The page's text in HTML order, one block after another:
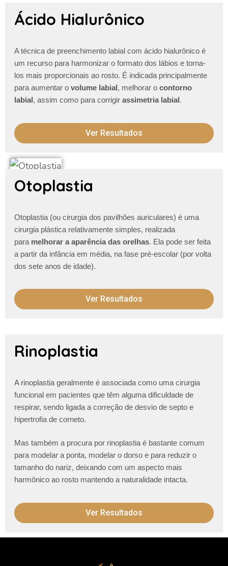
Ácido Hialurônico
A técnica de preenchimento labial com ácido hialurônico é
um recurso para harmonizar o formato dos lábios e torna-
los mais proporcionais ao rosto. É indicada principalmente
para aumentar o volume labial, melhorar o contorno
labial, assim como para corrigir assimetria labial.
Ver Resultados
Otoplastia
Otoplastia (ou cirurgia dos pavilhões auriculares) é uma
cirurgia plástica relativamente simples, realizada
para melhorar a aparência das orelhas. Ela pode ser feita
a partir da infância em média, na fase pré-escolar (por volta
dos sete anos de idade).
Ver Resultados
Rinoplastia
A rinoplastia geralmente é associada como uma cirurgia
funcional em pacientes que têm alguma dificuldade de
respirar, sendo ligada a correção de desvio de septo e
hipertrofia de corneto.
Mas também a procura por rinoplastia é bastante comum
para modelar a ponta, modelar o dorso e para reduzir o
tamanho do nariz, deixando com um aspecto mais
harmônico ao rosto mantendo a naturalidade intacta.
Ver Resultados